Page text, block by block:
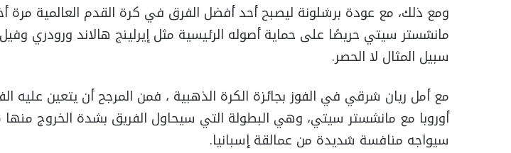
ومع ذلك، مع عودة برشلونة ليصبح أحد أفضل الفرق في كرة القدم العالمية مرة
مانشستر سيتي حريصًا على حماية أصوله الرئيسية مثل إيرلينج هالاند ورودري
سبيل المثال لا الحصر.
مع أمل ريان شرقي في الفوز بجائزة الكرة الذهبية ، فمن المرجح أن يتعين عليه
أوروبا مع مانشستر سيتي، وهي البطولة التي سيحاول الفريق بشدة الخروج منها
سيواجه منافسة شديدة من عمالقة إسبانيا.